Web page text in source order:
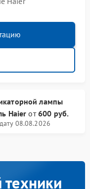
лампы
Haier от600 руб.
08.08.2026